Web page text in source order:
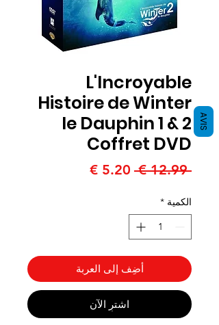
L'Incroyable
Histoire de Winter
le Dauphin 1 & 2
Coffret DVD
‏12.99 €
سعر
سعر
الكمية *
أضِف إلى العربة
اشترِ الآن
AVIS